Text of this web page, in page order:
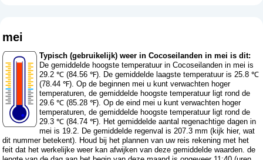
mei
Typisch (gebruikelijk) weer in Cocoseilanden in mei is dit:
De gemiddelde hoogste temperatuur in Cocoseilanden in mei is
29.2 ℃ (84.56 ℉). De gemiddelde laagste temperatuur is 25.8 ℃
(78.44 ℉). Op de beginnen mei u kunt verwachten hoger
temperaturen, de gemiddelde hoogste temperatuur ligt rond de
29.6 ℃ (85.28 ℉). Op de eind mei u kunt verwachten hoger
temperaturen, de gemiddelde hoogste temperatuur ligt rond de
29.3 ℃ (84.74 ℉). Het gemiddelde aantal regenachtige dagen in
mei is 19.2. De gemiddelde regenval is 207.3 mm (kijk hier, wat
dit nummer betekent). Houd bij het plannen van uw reis rekening met het
feit dat het werkelijke weer kan afwijken van deze gemiddelde waarden. de